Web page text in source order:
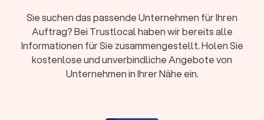
Online oder vor Ort:Beide Modelle haben
Vorteile – persönlicher Kontakt oder flexible
digitale Zusammenarbeit
Erstgespräch:Viele Kanzleien bieten 15-20
Sie suchen das passende Unternehmen für Ihren
Auftrag? Bei Trustlocal haben wir bereits alle
Informationen für Sie zusammengestellt. Holen Sie
kostenlose und unverbindliche Angebote von
Unternehmen in Ihrer Nähe ein.